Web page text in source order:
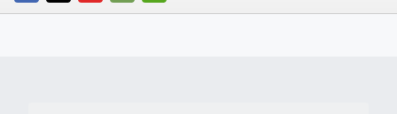
FACEBOOK
TWITTERFLIPBOARD
E-
WHATSAPP